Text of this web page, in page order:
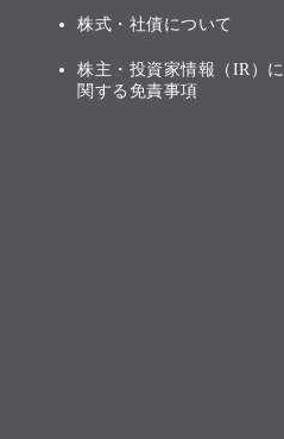
株式・社債について
株主・投資家情報（IR）に
関する免責事項